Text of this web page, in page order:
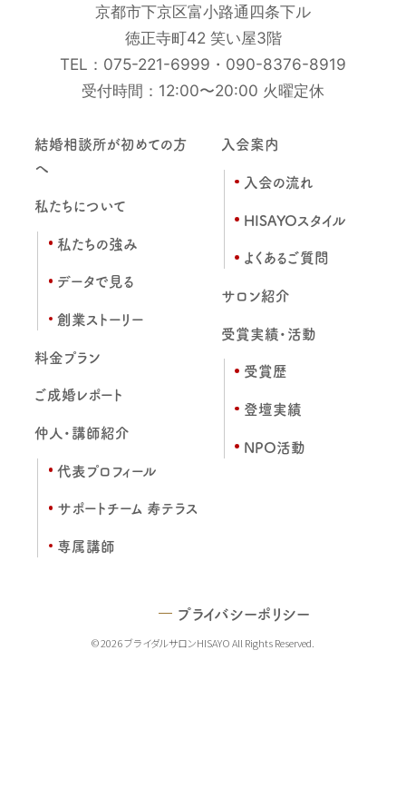
京都市下京区富小路通四条下ル
徳正寺町42 笑い屋3階
TEL： 075-221-6999 ・ 090-8376-8919
受付時間：12:00〜20:00 火曜定休
結婚相談所が初めての方
へ
私たちについて
私たちの強み
データで見る
創業ストーリー
料金プラン
ご成婚レポート
仲人・講師紹介
代表プロフィール
サポートチーム 寿テラス
専属講師
入会案内
入会の流れ
HISAYOスタイル
よくあるご質問
サロン紹介
受賞実績・活動
受賞歴
登壇実績
NPO活動
プライバシーポリシー
© 2026 ブライダルサロンHISAYO All Rights Reserved.